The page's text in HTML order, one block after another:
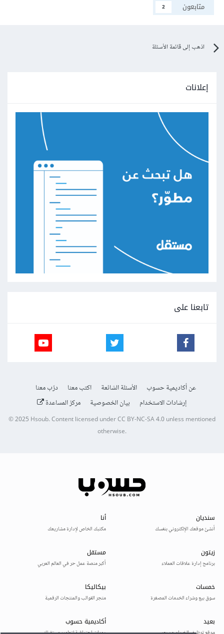
متابعون
2
اذهب إلى قائمة الأسئلة
إعلانات
تابعنا على
عن أكاديمية حسوب الأسئلة الشائعة اكتب معنا
درّب معنا
إرشادات الاستخدام
بيان الخصوصية مركز المساعدة
© 2025Hsoub.Content licensed underCC BY-NC-SA 4.0unless mentioned
otherwise.